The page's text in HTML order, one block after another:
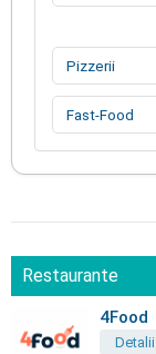
Pizzerii
Fast-Food
Restaurante
4Food
Detalii